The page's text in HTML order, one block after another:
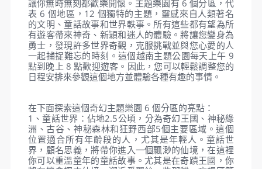
午餐：主題樂園內用餐
晚餐 ：OCEAN BAY夕陽風味餐
住宿：PREMIER RESIDENCES(五星 翡翠灣渡假酒店) 或
同等級